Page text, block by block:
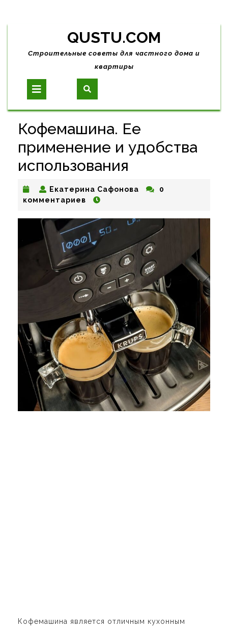
Skip
content
QUSTU.COM
Строительные советы для частного дома и
квартиры
Open
Button
Кофемашина. Ее
применение и удобства
использования
Екатерина Сафонова Екатерина
0
комментариев
Кофемашина является отличным кухонным